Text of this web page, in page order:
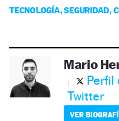
TECNOLOGÍA, SEGURIDAD,
Mario
Perfil
Twitter
VER